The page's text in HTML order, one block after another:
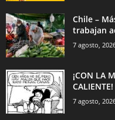
Chile –
trabajan
7 agosto,
¡CON LA
CALIENTE!
7 agosto,